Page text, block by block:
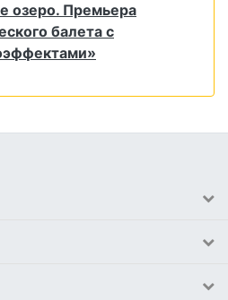
озеро. Премьера
балета с